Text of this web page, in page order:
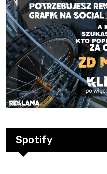
Spotify